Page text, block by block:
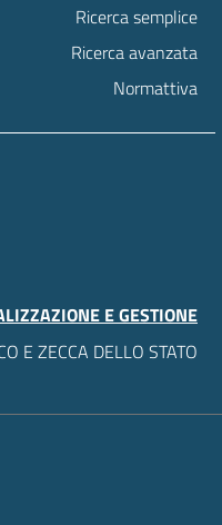
Ricerca semplice
Ricerca avanzata
Normattiva
E GESTIONE
E ZECCA DELLO STATO